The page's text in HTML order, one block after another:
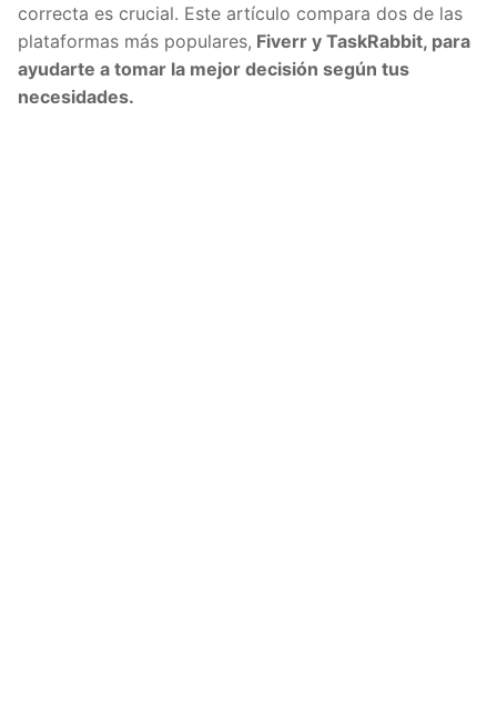
correcta es crucial. Este artículo compara dos de las
plataformas más populares, Fiverr y TaskRabbit, para
ayudarte a tomar la mejor decisión según tus
necesidades.